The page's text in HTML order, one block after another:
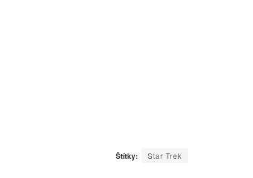
Štítky: Star Trek